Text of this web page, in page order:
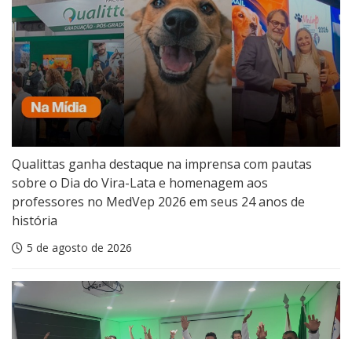
Qualittas ganha destaque na imprensa com pautas
sobre o Dia do Vira-Lata e homenagem aos
professores no MedVep 2026 em seus 24 anos de
história
5 de agosto de 2026